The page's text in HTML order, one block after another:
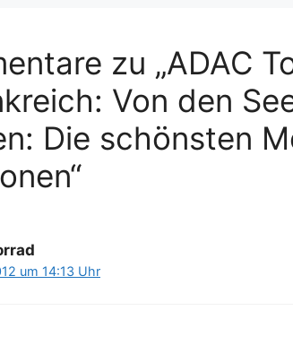
zu „ADAC
Von den
Die schönsten
um 14:13 Uhr